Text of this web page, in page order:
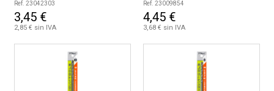
Ref. 23042303
3,45 €
2,85 € sin IVA
Ref. 23009854
4,45 €
3,68 € sin IVA